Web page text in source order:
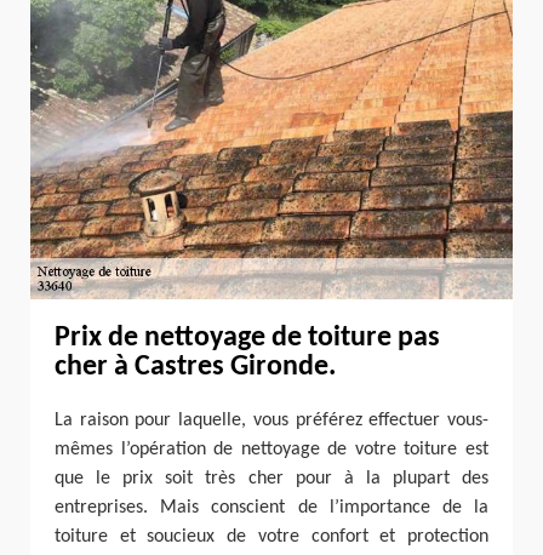
Prix de nettoyage de toiture pas
cher à Castres Gironde.
La raison pour laquelle, vous préférez effectuer vous-
mêmes l’opération de nettoyage de votre toiture est
que le prix soit très cher pour à la plupart des
entreprises. Mais conscient de l’importance de la
toiture et soucieux de votre confort et protection